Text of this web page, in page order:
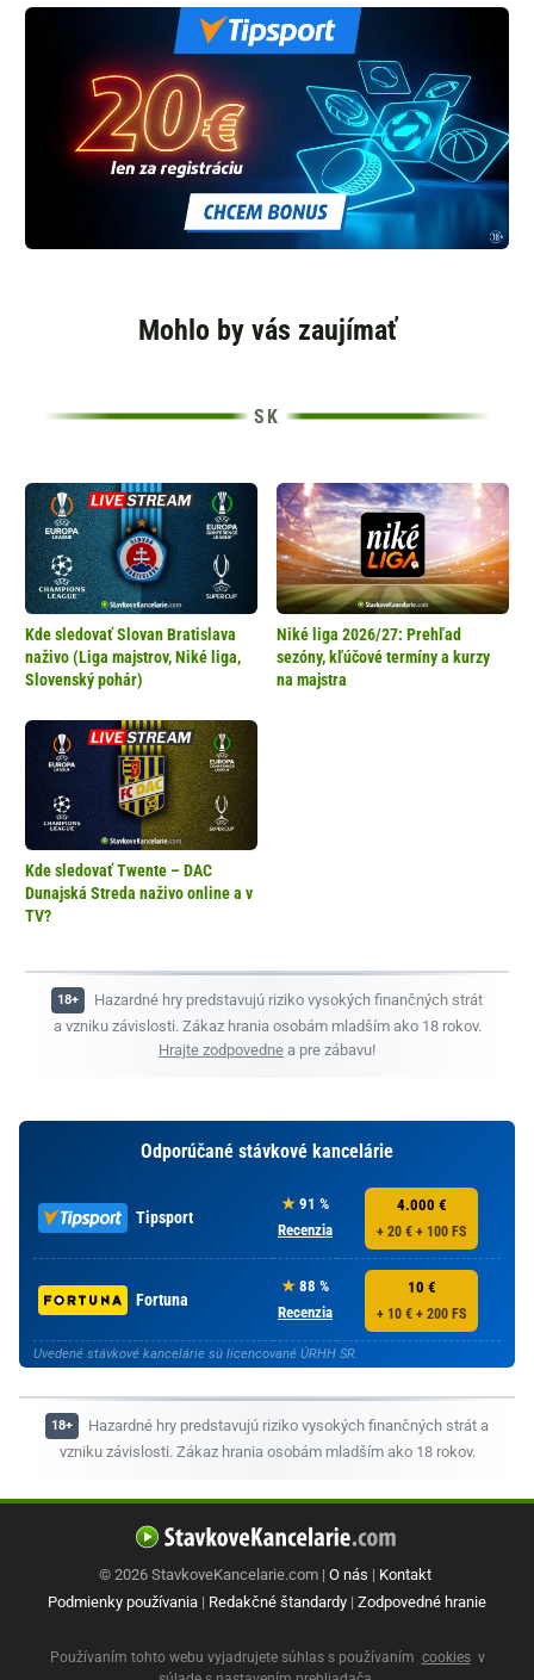
Mohlo by vás zaujímať
Kde sledovať Slovan Bratislava
naživo (Liga majstrov, Niké liga,
Slovenský pohár)
Niké liga 2026/27: Prehľad
sezóny, kľúčové termíny a kurzy
na majstra
Kde sledovať Twente – DAC
Dunajská Streda naživo online a v
TV?
Hazardné hry predstavujú riziko vysokých finančných strát
a vzniku závislosti. Zákaz hrania osobám mladším ako 18 rokov.
Hrajte zodpovedne a pre zábavu!
Odporúčané stávkové kancelárie
Tipsport
91 %
Recenzia
4.000 €
+ 20 € + 100 FS
Fortuna
88 %
Recenzia
10 €
+ 10 € + 200 FS
Uvedené stávkové kancelárie sú licencované ÚRHH SR.
Hazardné hry predstavujú riziko vysokých finančných strát a
vzniku závislosti. Zákaz hrania osobám mladším ako 18 rokov.
© 2026 StavkoveKancelarie.com | O nás | Kontakt
Podmienky používania | Redakčné štandardy | Zodpovedné hranie
Používaním tohto webu vyjadrujete súhlas s používaním cookies v